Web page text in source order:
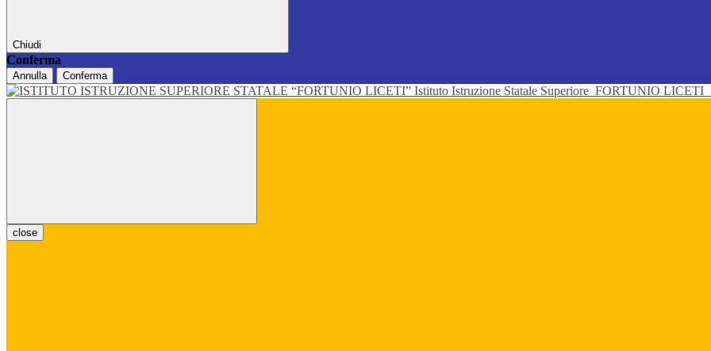
Chiudi
Conferma
Annulla Conferma
Istituto Istruzione Statale Superiore FORTUNIO LICETI
close